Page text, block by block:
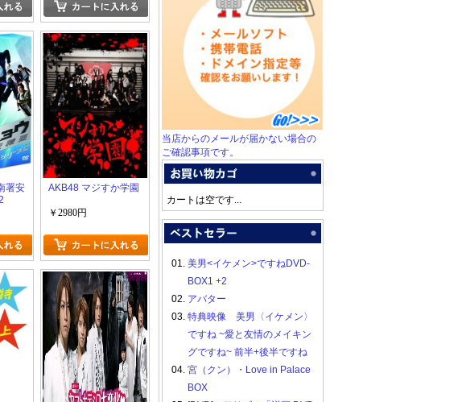
署安
AKB48 マジすか学園
￥2980円
当店からのメールが届かない場合の
ご確認事項です。
カートは空です...
01. 美男<イケメン>ですねDVD-
BOX1 +2
02. アバター
03. 特典映像 美男〈イケメン〉
ですね ~愛と友情のメイキン
グですね~ 前半+後半ですね
04. 宮（クン）・Love in Palace
BOX